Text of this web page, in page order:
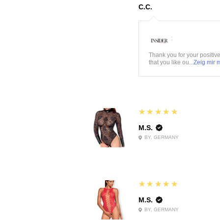
C.C.
:
Thank you for your
that you like ou...Zeig mir
5
★★★★★
M.S.
BY, GERMANY
5
★★★★★
M.S.
BY, GERMANY